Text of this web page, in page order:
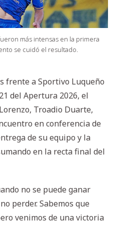
más intensas en la primera
se cuidó el resultado.
frente a Sportivo Luqueño
del Apertura 2026, el
Troadio Duarte,
en conferencia de
de su equipo y la
en la recta final del
no se puede ganar
perder. Sabemos que
venimos de una victoria